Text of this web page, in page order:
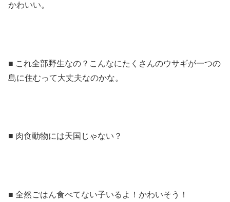
かわいい。
■ これ全部野生なの？こんなにたくさんのウサギが一つの
島に住むって大丈夫なのかな。
■ 肉食動物には天国じゃない？
■ 全然ごはん食べてない子いるよ！かわいそう！